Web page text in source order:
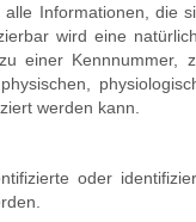
Informationen, die
wird eine
einer Kennnummer,
werden kann.
oder